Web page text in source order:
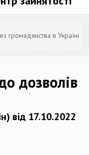
громадянства в Україні
дозволів
від 17.10.2022